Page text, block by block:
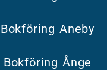
Bokföring Aneby
Bokföring Ånge